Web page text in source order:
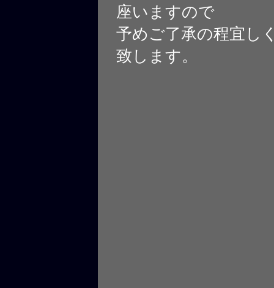
座いますので
予めご了承の程宜し
致します。